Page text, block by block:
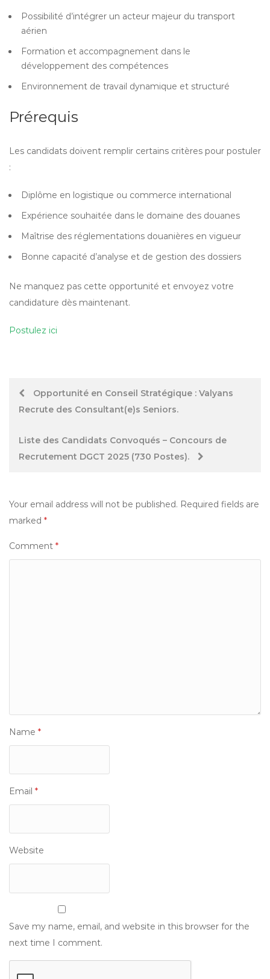
Possibilité d’intégrer un acteur majeur du transport
aérien
Formation et accompagnement dans le
développement des compétences
Environnement de travail dynamique et structuré
Prérequis
Les candidats doivent remplir certains critères pour postuler
:
Diplôme en logistique ou commerce international
Expérience souhaitée dans le domaine des douanes
Maîtrise des réglementations douanières en vigueur
Bonne capacité d’analyse et de gestion des dossiers
Ne manquez pas cette opportunité et envoyez votre
candidature dès maintenant.
Postulez ici
PostOpportunité en Conseil Stratégique : Valyans
Recrute des Consultant(e)s Seniors.
Liste des Candidats Convoqués – Concours de
Recrutement DGCT 2025 (730 Postes).
Your email address will not be published. Required fields are
marked *
Comment *
Name *
Email *
Website
Save my name, email, and website in this browser for the
next time I comment.